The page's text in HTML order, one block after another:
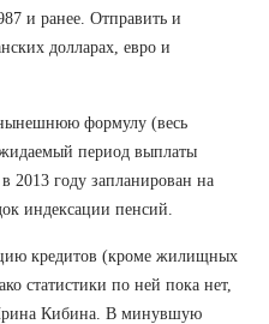
и ранее. Отправить и
долларах, евро и
формулу (весь
период выплаты
2013 году запланирован на
индексации пенсий.
кредитов (кроме жилищных
статистики по ней пока нет,
Ирина Кибина. В минувшую